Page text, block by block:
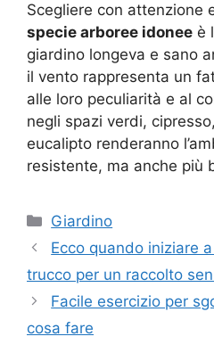
Scegliere con attenzione
specie arboree idonee è
giardino longeva e sano
il vento rappresenta un
alle loro peculiarità e al
negli spazi verdi,
eucalipto renderanno
resistente, ma anche più
Categorie
Giardino
Ecco quando iniziare
trucco per un raccolto
Facile esercizio per
cosa fare